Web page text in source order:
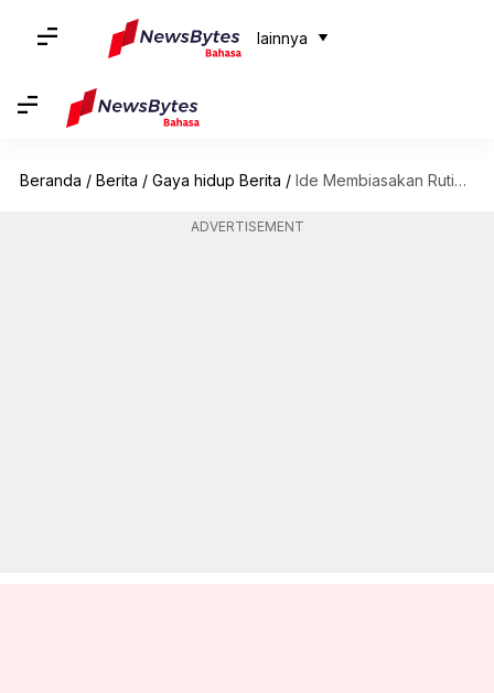
lainnya
Beranda / Berita / Gaya hidup Berita / Ide Membiasakan Rutinitas Pagi untuk Hari yang Produktif
ADVERTISEMENT